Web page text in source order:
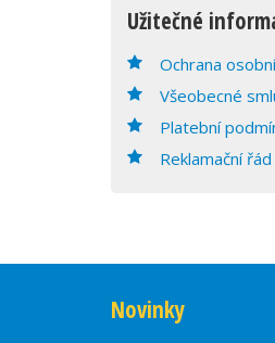
Užitečné
Ochrana
Všeobecné
Platební
Reklamační řád
Novinky